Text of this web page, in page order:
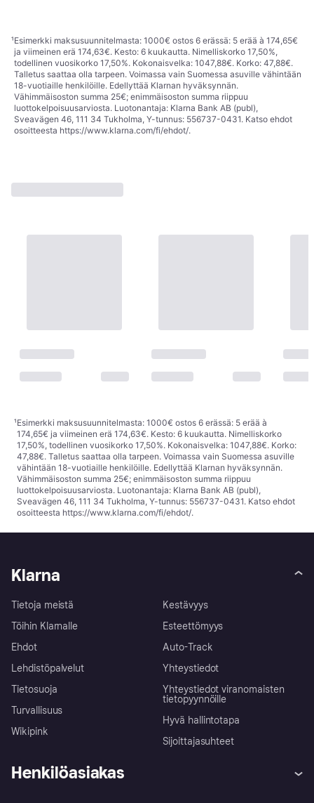
¹Esimerkki maksusuunnitelmasta: 1000€ ostos 6 erässä: 5 erää à 174,65€
ja viimeinen erä 174,63€. Kesto: 6 kuukautta. Nimelliskorko 17,50%,
todellinen vuosikorko 17,50%. Kokonaisvelka: 1047,88€. Korko: 47,88€.
Talletus saattaa olla tarpeen. Voimassa vain Suomessa asuville vähintään
18-vuotiaille henkilöille. Edellyttää Klarnan hyväksynnän.
Vähimmäisoston summa 25€; enimmäisoston summa riippuu
luottokelpoisuusarviosta. Luotonantaja: Klarna Bank AB (publ),
Sveavägen 46, 111 34 Tukholma, Y-tunnus: 556737-0431. Katso ehdot
osoitteesta https://www.klarna.com/fi/ehdot/.
¹Esimerkki maksusuunnitelmasta: 1000€ ostos 6 erässä: 5 erää à
174,65€ ja viimeinen erä 174,63€. Kesto: 6 kuukautta. Nimelliskorko
17,50%, todellinen vuosikorko 17,50%. Kokonaisvelka: 1047,88€. Korko:
47,88€. Talletus saattaa olla tarpeen. Voimassa vain Suomessa asuville
vähintään 18-vuotiaille henkilöille. Edellyttää Klarnan hyväksynnän.
Vähimmäisoston summa 25€; enimmäisoston summa riippuu
luottokelpoisuusarviosta. Luotonantaja: Klarna Bank AB (publ),
Sveavägen 46, 111 34 Tukholma, Y-tunnus: 556737-0431. Katso ehdot
osoitteesta https://www.klarna.com/fi/ehdot/.
Klarna
Tietoja meistä
Töihin Klarnalle
Ehdot
Lehdistöpalvelut
Tietosuoja
Turvallisuus
Wikipink
Kestävyys
Esteettömyys
Auto-Track
Yhteystiedot
Yhteystiedot viranomaisten
tietopyynnöille
Hyvä hallintotapa
Sijoittajasuhteet
Henkilöasiakas